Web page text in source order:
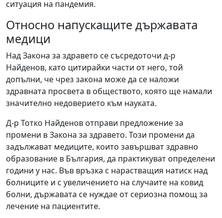
ситуация на пандемия.
Относно напускащите държавата
медици
Над Закона за здравето се съсредоточи д-р
Найденов, като цитирайки части от него, той
допълни, че чрез закона може да се наложи
здравната просвета в обществото, която ще намали
значително недоверието към науката.
Д-р Тотко Найденов отправи предложение за
промени в Закона за здравето. Този промени да
задължават медиците, които завършват здравно
образование в България, да практикуват определени
години у нас. Във връзка с нарастващия натиск над
болниците и с увеличението на случаите на ковид
болни, държавата се нуждае от сериозна помощ за
лечение на пациентите.